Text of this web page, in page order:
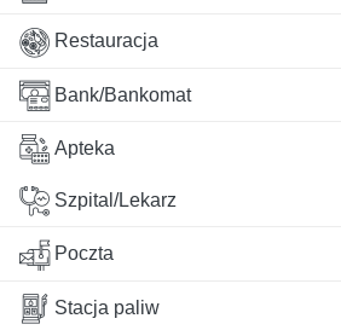
Restauracja
Bank/Bankomat
Apteka
Szpital/Lekarz
Poczta
Stacja paliw